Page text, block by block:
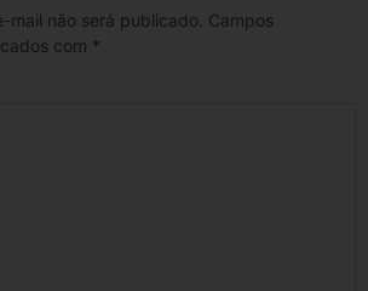
mail não será publicado. Campos
com *